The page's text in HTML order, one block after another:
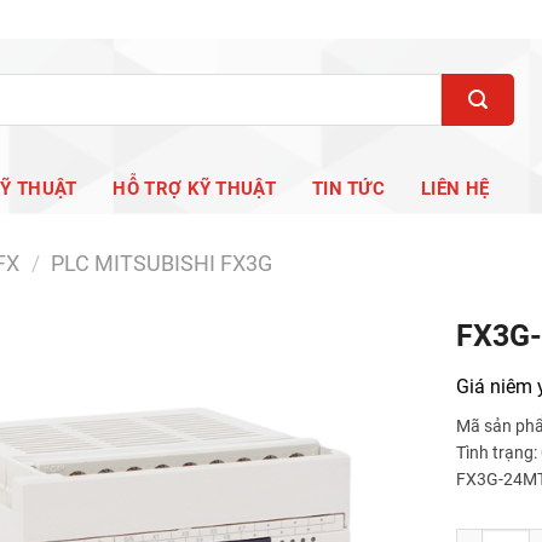
THUẬT HỖ TRỢ KỸ THUẬT TIN TỨC LIÊN HỆ
/ PLC MITSUBISHI FX3G
Giá niêm
Mã sản
Tình trạng:
FX3G-